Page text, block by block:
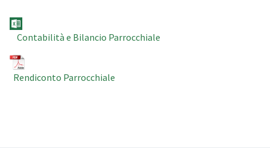
Contabilità e Bilancio Parrocchiale
Rendiconto Parrocchiale